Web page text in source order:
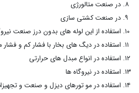
در صنعت متالورژی
در صنعت کشتی سازی
استفاده از این لوله های بدون درز صنعت
استفاده در دیگ های بخار با فشار کم و فشار
استفاده در انواع مبدل های حرارتی
استفاده در نیروگاه ها
استفاده در مو تورهای دیزل و صنعت و تجهیزات